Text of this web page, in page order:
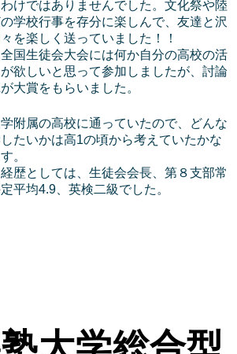
けではありませんでした。文化祭や陸
の学校行事を存分に楽しんで、友達と沢
を楽しく送っていました！！
国生徒会大会には何か自分の高校の活
欲しいと思って参加しましたが、討論
大賞をもらいました。
附属の高校に通っていたので、どんな
たいかは高1の頃から考えていたかな
。
歴としては、生徒会会長、第８支部常
平均4.9、英検二級でした。